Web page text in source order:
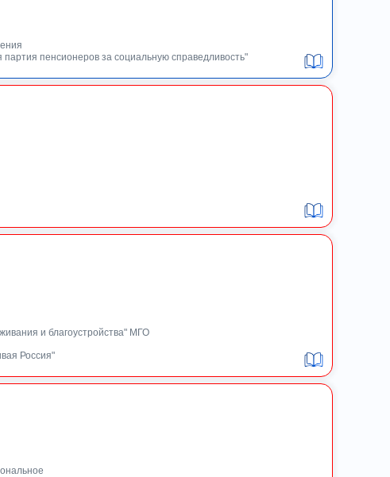
партия пенсионеров за социальную справедливость"
и благоустройства" МГО
Россия"